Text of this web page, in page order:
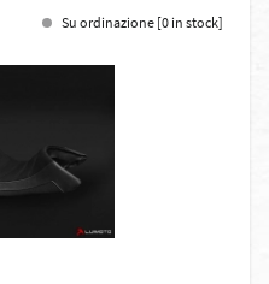
Su ordinazione [0 in stock]